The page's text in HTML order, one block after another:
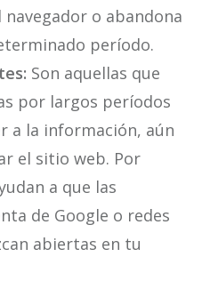
o abandona
período.
Son aquellas que
por largos períodos
a la información, aún
el sitio web. Por
a que las
de Google o redes
abiertas en tu